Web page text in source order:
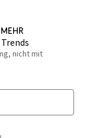
Trends
nicht mit